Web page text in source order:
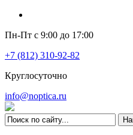
Пн-Пт с 9:00 до 17:00
+7 (812) 310-92-82
Круглосуточно
info@noptica.ru